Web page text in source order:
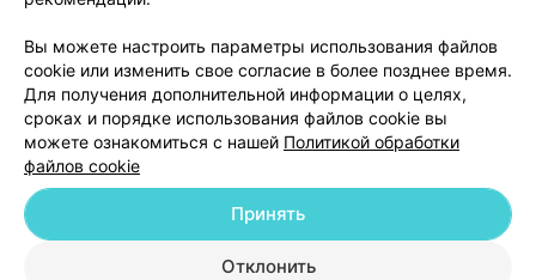
Персональные настройки cookie
Обработка персональных данных
© 2026 ООО «Артокс Лаб», УНП 191700409| 220012, Республика Беларусь,
Вы можете настроить параметры использования файлов
cookie или изменить свое согласие в более позднее время.
Для получения дополнительной информации о целях,
сроках и порядке использования файлов cookie вы
можете ознакомиться с нашей Политикой обработки
файлов cookie
Отклонить
Принять